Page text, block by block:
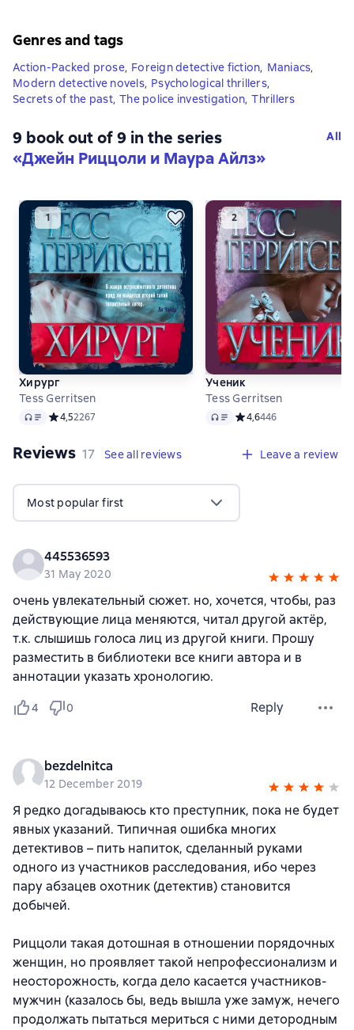
Genres and tags
Action-Packed prose, Foreign detective fiction, Maniacs,
Modern detective novels, Psychological thrillers,
Secrets of the past, The police investigation, Thrillers
9 book out of 9 in the series
«Джейн Риццоли и Маура Айлз»
All
Хирург
Tess Gerritsen
Audio Средний рейтинг 4,5 на основе 2267 оценок
4,52267
Ученик
Tess Gerritsen
Audio Средний рейтинг 4,6 на
4,6446
Reviews 17 reviews
17 See all reviews Leave a review
Most popular first
445536593
31 May 2020
очень увлекательный сюжет. но, хочется, чтобы, раз
действующие лица меняются, читал другой актёр,
т.к. слышишь голоса лиц из другой книги. Прошу
разместить в библиотеки все книги автора и в
аннотации указать хронологию.
4 0 Reply
bezdelnitca
12 December 2019
Я редко догадываюсь кто преступник, пока не будет
явных указаний. Типичная ошибка многих
детективов – пить напиток, сделанный руками
одного из участников расследования, ибо через
пару абзацев охотник (детектив) становится
добычей.
Риццоли такая дотошная в отношении порядочных
женщин, но проявляет такой непрофессионализм и
неосторожность, когда дело касается участников-
мужчин (казалось бы, ведь вышла уже замуж, нечего
продолжать пытаться мериться с ними детородным